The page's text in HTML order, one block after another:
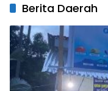
Berita Daerah